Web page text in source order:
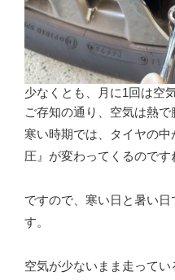
少なくとも、月に1回は空
ご存知の通り、空気は熱
寒い時期では、タイヤの
圧』が変わってくるのです
ですので、寒い日と暑い
す。
空気が少ないまま走って